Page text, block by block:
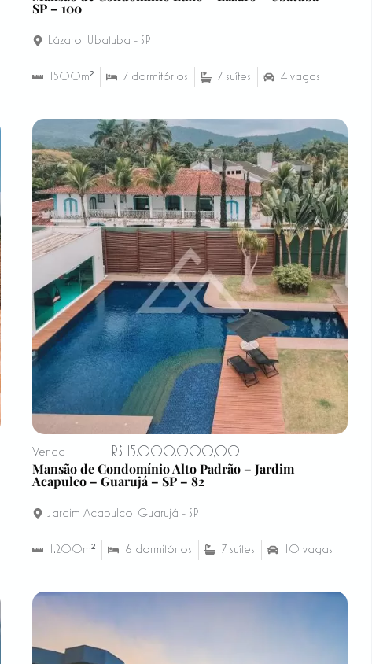
SP – 100
Lázaro, Ubatuba - SP
1500m² 7 dormitórios 7 suítes 4 vagas
Venda R$ 15.000.000,00
Mansão de Condomínio Alto Padrão – Jardim
Acapulco – Guarujá – SP – 82
Jardim Acapulco, Guarujá - SP
1.200m² 6 dormitórios 7 suítes 10 vagas